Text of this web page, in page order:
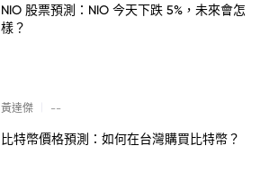
NIO 股票預測：NIO 今天下跌 5%，未來會怎
樣？
黃達傑 --
比特幣價格預測：如何在台灣購買比特幣？